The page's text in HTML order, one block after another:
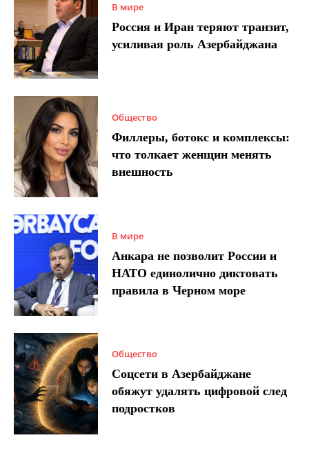
В мире
Россия и Иран теряют транзит,
усиливая роль Азербайджана
Общество
Филлеры, ботокс и комплексы:
что толкает женщин менять
внешность
В мире
Анкара не позволит России и
НАТО единолично диктовать
правила в Черном море
Общество
Соцсети в Азербайджане
обяжут удалять цифровой след
подростков